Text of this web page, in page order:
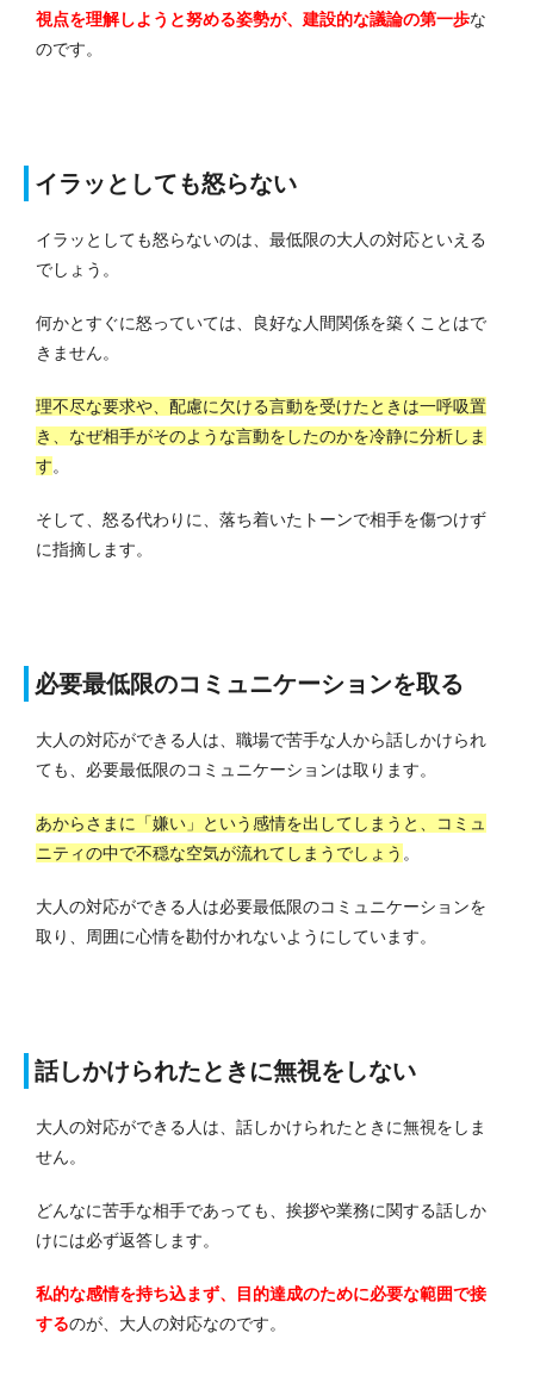
視点を理解しようと努める姿勢が、建設的な議論の第一歩な
のです。
イラッとしても怒らない
イラッとしても怒らないのは、最低限の大人の対応といえる
でしょう。
何かとすぐに怒っていては、良好な人間関係を築くことはで
きません。
理不尽な要求や、配慮に欠ける言動を受けたときは一呼吸置
き、なぜ相手がそのような言動をしたのかを冷静に分析しま
す。
そして、怒る代わりに、落ち着いたトーンで相手を傷つけず
に指摘します。
必要最低限のコミュニケーションを取る
大人の対応ができる人は、職場で苦手な人から話しかけられ
ても、必要最低限のコミュニケーションは取ります。
あからさまに「嫌い」という感情を出してしまうと、コミュ
ニティの中で不穏な空気が流れてしまうでしょう 。
大人の対応ができる人は必要最低限のコミュニケーションを
取り、周囲に心情を勘付かれないようにしています。
話しかけられたときに無視をしない
大人の対応ができる人は、話しかけられたときに無視をしま
せん。
どんなに苦手な相手であっても、挨拶や業務に関する話しか
けには必ず返答します。
私的な感情を持ち込まず、目的達成のために必要な範囲で接
するのが、大人の対応なのです。